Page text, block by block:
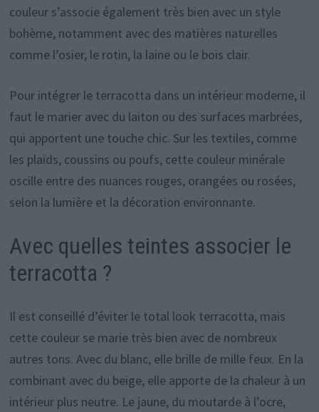
couleur s’associe également très bien avec un style
bohème, notamment avec des matières naturelles
comme l’osier, le rotin, la laine ou le bois clair.
Pour intégrer le terracotta dans un intérieur moderne, il
faut le marier avec du laiton ou des surfaces marbrées,
qui apportent une touche chic. Sur les textiles, comme
les plaids, coussins ou poufs, cette couleur minérale
oscille entre des nuances rouges, orangées ou rosées,
selon la lumière et la décoration environnante.
Avec quelles teintes associer le
terracotta ?
Il est conseillé d’éviter le total look terracotta, mais
cette couleur se marie très bien avec de nombreux
autres tons. Avec du blanc, elle brille de mille feux. En la
combinant avec du beige, elle apporte de la chaleur à un
intérieur plus neutre. Le jaune, du moutarde à l’ocre,